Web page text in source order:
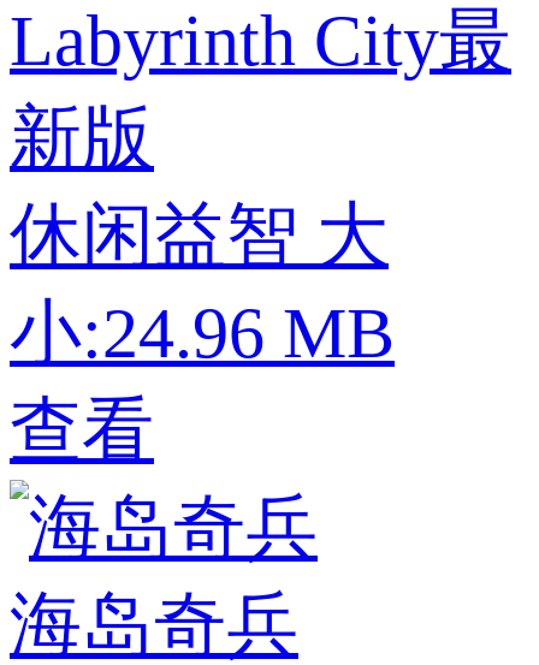
Labyrinth City最
新版
休闲益智 大
小:24.96 MB
查看
海岛奇兵